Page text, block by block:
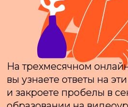
Что такое сексуальная
гармония и как ее достичь